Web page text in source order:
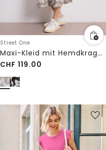
Street One
Maxi-Kleid mit Hemdkragen und Print
CHF 119.00